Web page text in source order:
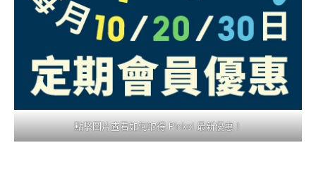
點擊圖片查看如何取得 Pinkoi 最新優惠！